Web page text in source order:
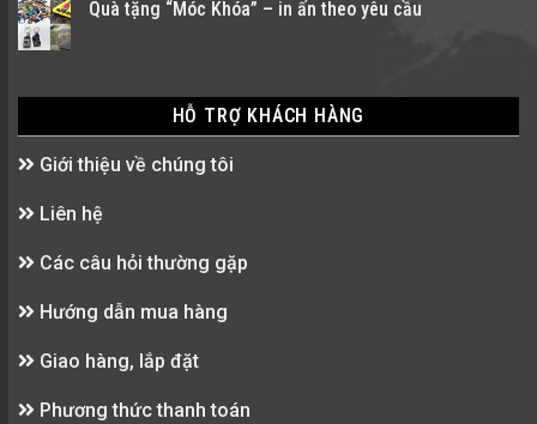
Quà tặng “Móc Khóa” – in ấn theo yêu cầu
HỖ TRỢ KHÁCH HÀNG
Giới thiệu về chúng tôi
Liên hệ
Các câu hỏi thường gặp
Hướng dẫn mua hàng
Giao hàng, lắp đặt
Phương thức thanh toán